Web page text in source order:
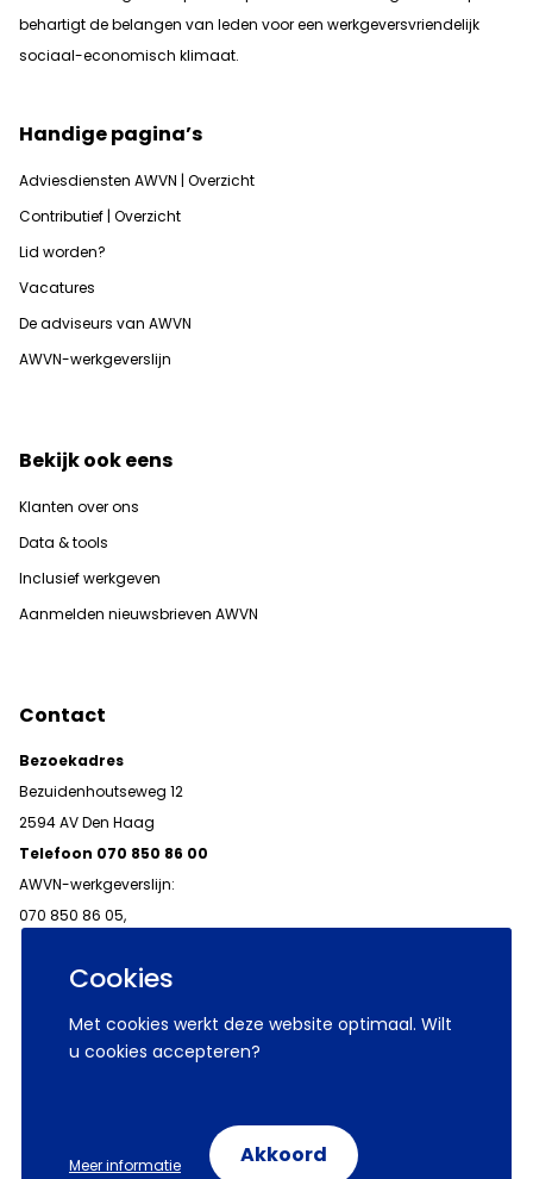
Cookies
Met cookies werkt deze website optimaal. Wilt
u cookies accepteren?
Meer informatie Akkoord
behartigt de belangen van leden voor een werkgeversvriendelijk
sociaal-economisch klimaat.
Handige pagina’s
Adviesdiensten AWVN | Overzicht
Contributief | Overzicht
Lid worden?
Vacatures
De adviseurs van AWVN
AWVN-werkgeverslijn
Bekijk ook eens
Klanten over ons
Data & tools
Inclusief werkgeven
Aanmelden nieuwsbrieven AWVN
Contact
Bezoekadres
Bezuidenhoutseweg 12
2594 AV Den Haag
Telefoon 070 850 86 00
AWVN-werkgeverslijn:
070 850 86 05,
© 2026 AWVN
Volg ons op: